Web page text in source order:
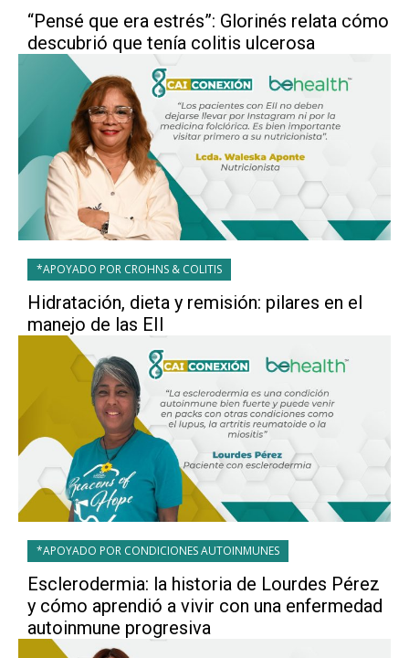
“Pensé que era estrés”: Glorinés relata cómo
descubrió que tenía colitis ulcerosa
*APOYADO POR CROHNS & COLITIS
Hidratación, dieta y remisión: pilares en el
manejo de las EII
*APOYADO POR CONDICIONES AUTOINMUNES
Esclerodermia: la historia de Lourdes Pérez
y cómo aprendió a vivir con una enfermedad
autoinmune progresiva